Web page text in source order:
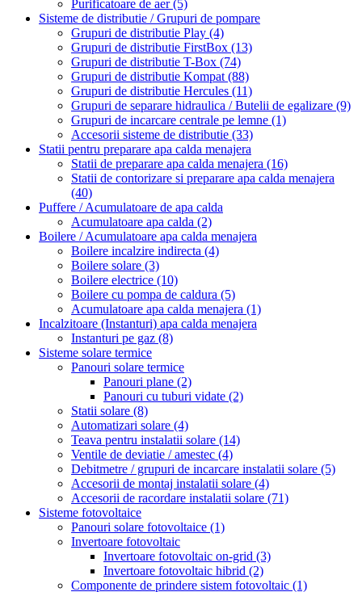
Purificatoare de aer(5)
Sisteme de distributie / Grupuri de pompare
Grupuri de distributie Play (4)
Grupuri de distributie FirstBox (13)
Grupuri de distributie T-Box (74)
Grupuri de distributie Kompat (88)
Grupuri de distributie Hercules (11)
Grupuri de separare hidraulica / Butelii de egalizare (9)
Grupuri de incarcare centrale pe lemne (1)
Accesorii sisteme de distributie (33)
Statii pentru preparare apa calda menajera
Statii de preparare apa calda menajera (16)
Statii de contorizare si preparare apa calda menajera
(40)
Puffere / Acumulatoare de apa calda
Acumulatoare apa calda (2)
Boilere / Acumulatoare apa calda menajera
Boilere incalzire indirecta (4)
Boilere solare (3)
Boilere electrice (10)
Boilere cu pompa de caldura (5)
Acumulatoare apa calda menajera (1)
Incalzitoare (Instanturi) apa calda menajera
Instanturi pe gaz (8)
Sisteme solare termice
Panouri solare termice
Panouri plane (2)
Panouri cu tuburi vidate (2)
Statii solare (8)
Automatizari solare (4)
Teava pentru instalatii solare (14)
Ventile de deviatie / amestec (4)
Debitmetre / grupuri de incarcare instalatii solare (5)
Accesorii de montaj instalatii solare (4)
Accesorii de racordare instalatii solare (71)
Sisteme fotovoltaice
Panouri solare fotovoltaice (1)
Invertoare fotovoltaic
Invertoare fotovoltaic on-grid (3)
Invertoare fotovoltaic hibrid (2)
Componente de prindere sistem fotovoltaic (1)